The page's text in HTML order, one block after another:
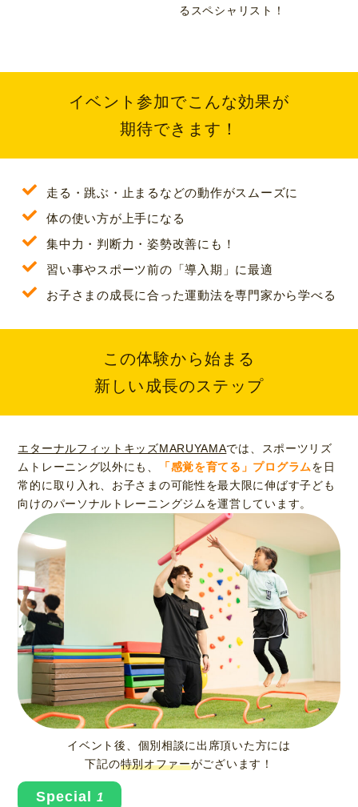
るスペシャリスト！
イベント参加でこんな効果が
期待できます！
走る・跳ぶ・止まるなどの動作がスムーズに
体の使い方が上手になる
集中力・判断力・姿勢改善にも！
習い事やスポーツ前の「導入期」に最適
お子さまの成長に合った運動法を専門家から学べる
この体験から始まる
新しい成長のステップ
エターナルフィットキッズMARUYAMAでは、スポーツリズ
ムトレーニング以外にも、
「感覚を育てる」プログラムを日
常的に取り入れ、お子さまの可能性を最大限に伸ばす子ども
向けのパーソナルトレーニングジムを運営しています。
イベント後、個別相談に出席頂いた方には
下記の特別オファーがございます！
Special 1